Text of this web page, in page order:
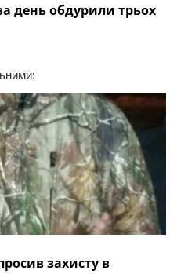
день обдурили трьох
захисту в